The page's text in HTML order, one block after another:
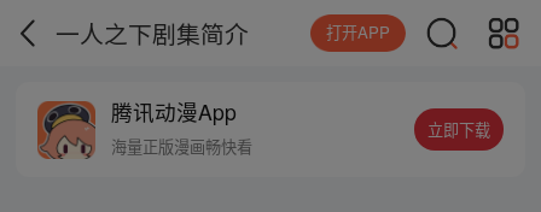
一人之下剧集简介 打开APP
腾讯动漫App
海量正版漫画畅快看
立即下载